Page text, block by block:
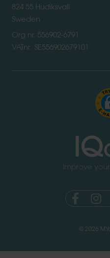
824 55 Hudiksvall
Sweden
Org.nr. 556902-6791
VATnr: SE556902679101
Improve
© 2026